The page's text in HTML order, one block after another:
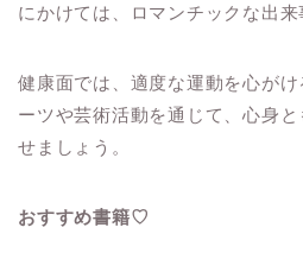
にかけては、ロマンチックな出来
健康面では、適度な運動を心が
ーツや芸術活動を通じて、心身
せましょう。
おすすめ書籍♡